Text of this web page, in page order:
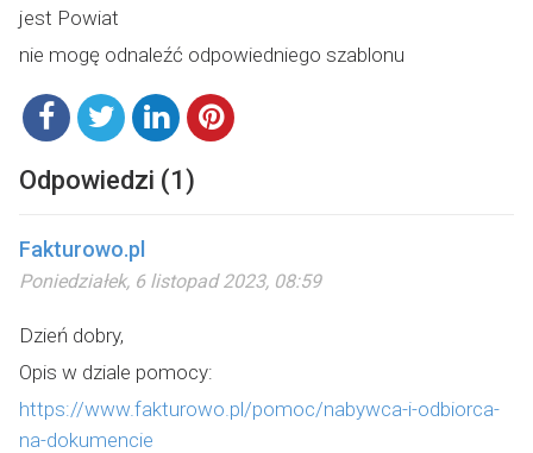
jest Powiat
nie mogę odnaleźć odpowiedniego szablonu
Odpowiedzi (1)
Fakturowo.pl
Poniedziałek, 6 listopad 2023, 08:59
Dzień dobry,
Opis w dziale pomocy:
https://www.fakturowo.pl/pomoc/nabywca-i-odbiorca-
na-dokumencie